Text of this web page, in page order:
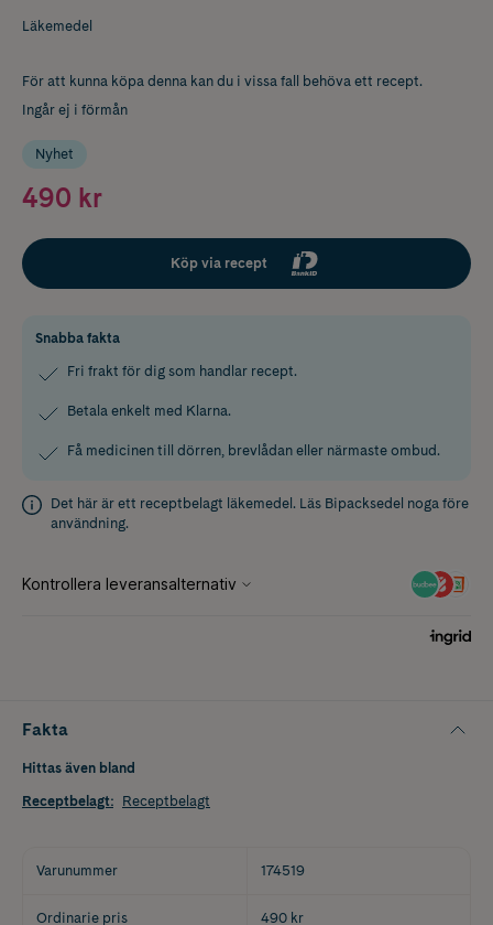
Läkemedel
För att kunna köpa denna kan du i vissa fall behöva ett recept.
Ingår ej i förmån
Nyhet
490 kr
Köp via recept
Snabba fakta
Fri frakt för dig som handlar recept.
Betala enkelt med Klarna.
Få medicinen till dörren, brevlådan eller närmaste ombud.
Det här är ett receptbelagt läkemedel. Läs Bipacksedel noga före
användning.
Fakta
Hittas även bland
Receptbelagt: Receptbelagt
Varunummer 174519
Ordinarie pris 490 kr